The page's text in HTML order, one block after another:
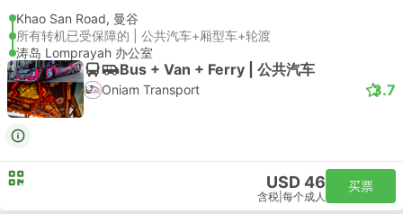
Khao San Road, 曼谷
所有转机已受保障的 | 公共汽车+厢型车+轮渡
涛岛 Lomprayah 办公室
Bus + Van + Ferry | 公共汽车
Oniam Transport 3.7
USD 46
含税 每个成人
买票